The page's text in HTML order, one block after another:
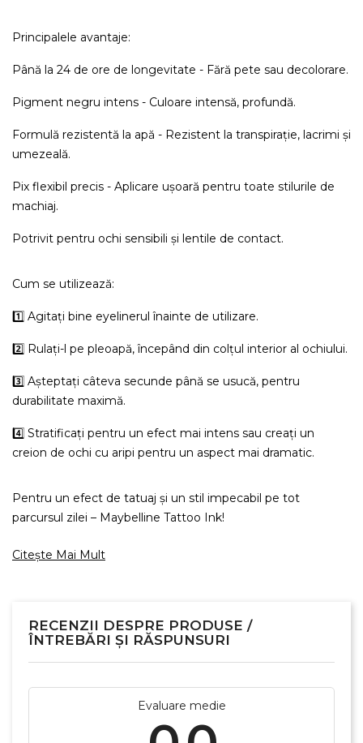
Principalele avantaje:
Până la 24 de ore de longevitate - Fără pete sau decolorare.
Pigment negru intens - Culoare intensă, profundă.
Formulă rezistentă la apă - Rezistent la transpirație, lacrimi și
umezeală.
Pix flexibil precis - Aplicare ușoară pentru toate stilurile de
machiaj.
Potrivit pentru ochi sensibili și lentile de contact.
Cum se utilizează:
1️⃣ Agitați bine eyelinerul înainte de utilizare.
2️⃣ Rulați-l pe pleoapă, începând din colțul interior al ochiului.
3️⃣ Așteptați câteva secunde până se usucă, pentru
durabilitate maximă.
4️⃣ Stratificați pentru un efect mai intens sau creați un
creion de ochi cu aripi pentru un aspect mai dramatic.
Pentru un efect de tatuaj și un stil impecabil pe tot
parcursul zilei – Maybelline Tattoo Ink!
Citește Mai Mult
RECENZII DESPRE PRODUSE /
ÎNTREBĂRI ȘI RĂSPUNSURI
Evaluare medie
Creeaza o lista de dorinte